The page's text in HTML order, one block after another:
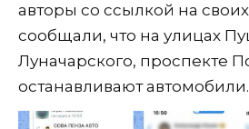
авторы со ссылкой на
сообщали, что на улицах
Луначарского, проспекте
останавливают автомобили.